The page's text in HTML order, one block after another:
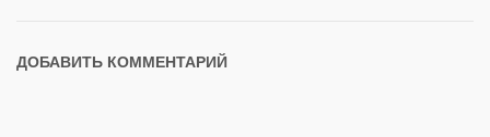
ДОБАВИТЬ КОММЕНТАРИЙ